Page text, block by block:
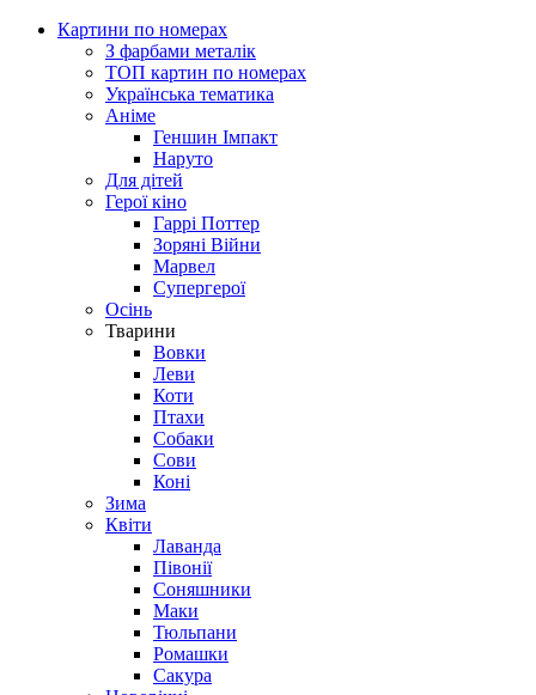
Картини по номерах
З фарбами металік
ТОП картин по номерах
Українська тематика
Аніме
Геншин Імпакт
Наруто
Для дітей
Герої кіно
Гаррі Поттер
Зоряні Війни
Марвел
Супергерої
Осінь
Тварини
Вовки
Леви
Коти
Птахи
Собаки
Сови
Коні
Зима
Квіти
Лаванда
Півонії
Соняшники
Маки
Тюльпани
Ромашки
Сакура